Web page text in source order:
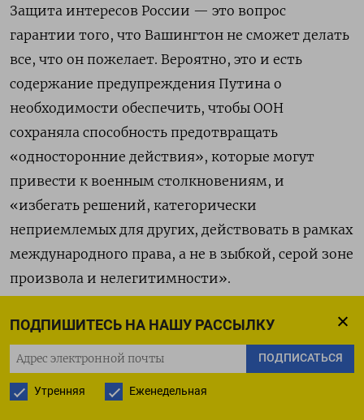
ПОДПИШИТЕСЬ НА НАШУ РАССЫЛКУ
ПОДПИСАТЬСЯ
Утренняя Еженедельная
Защита интересов России — это вопрос
гарантии того, что Вашингтон не сможет делать
все, что он пожелает. Вероятно, это и есть
содержание предупреждения Путина о
необходимости обеспечить, чтобы ООН
сохраняла способность предотвращать
«односторонние действия», которые могут
привести к военным столкновениям, и
«избегать решений, категорически
неприемлемых для других, действовать в рамках
международного права, а не в зыбкой, серой зоне
произвола и нелегитимности».
Он по-прежнему стремится подчеркнуть эту и
другие традиционные темы для обсуждения.
Пандемия коронавируса, например,
используется им для новой возможности